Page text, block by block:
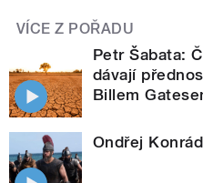
VÍCE Z POŘADU
Petr Šabata:
dávají
Billem
Ondřej